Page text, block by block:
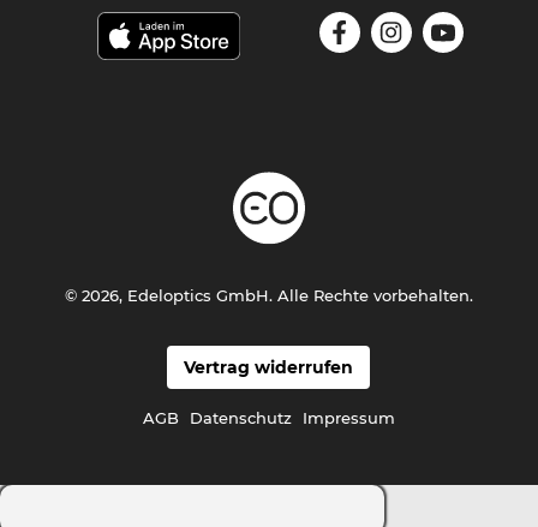
Vertrag widerrufen
AGB Datenschutz Impressum
© 2026, Edeloptics GmbH. Alle Rechte vorbehalten.